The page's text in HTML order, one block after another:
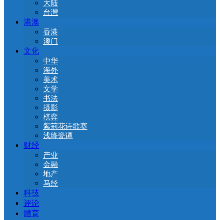
大陆
台灣
港澳
香港
澳门
文化
中华
海外
美术
文学
书法
摄影
棋弈
紫荊花诗歌赛
浅绛瓷谭
财经
产业
金融
地产
马经
科技
评论
體育